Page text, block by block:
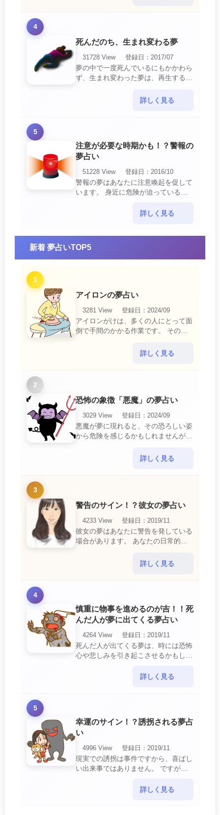
4
死んだのち、生まれ変わる夢
31728 View
登録日：2017/07
夢の中で一度死んでいるにもかかわら
ず、生まれ変わった夢は、再生する夢
あなたに関するすべての運気が上昇し
詳しく見る
5
注意が必要な時期かも！？警報の
夢占い
51228 View
登録日：2016/10
警報の夢はあなたに注意喚起を促して
います。 身近に危険が迫っている暗
て危機を回避する事が必要です。 ま
詳しく見る
新着 夢占いTOP5
1
アイロンの夢占い
3281 View
登録日：2024/09
アイロンがけは、多くの人にとって面
倒で手間のかかる作業です。 そのた
中で感じるわずらわしさやストレスか
詳しく見る
2
恐怖の象徴「悪魔」の夢占い
3029 View
登録日：2024/09
悪魔が夢に現れると、その恐ろしい姿
から危険を感じるかもしれませんが、
詳しく見る
3
警告のサイン！？彼女の夢占い
4233 View
登録日：2019/11
彼女の夢はあなたに警告を発している
場合があります。 あなたの日常的な
詳しく見る
4
慎重に物事を進めるのが吉！！死
んだ人が夢に出てくる夢占い
4264 View
登録日：2019/11
死んだ人が出てくる夢は、時には恐怖
心や悲しみを引き起こさせるかもしれ
意して欲しいメッセージや警告を伝え
詳しく見る
5
幸運のサイン！？誘拐される夢占
い
4996 View
登録日：2019/11
現実での誘拐は事件ですから、喜ばし
い出来事ではありません。 ですが、
詳しく見る